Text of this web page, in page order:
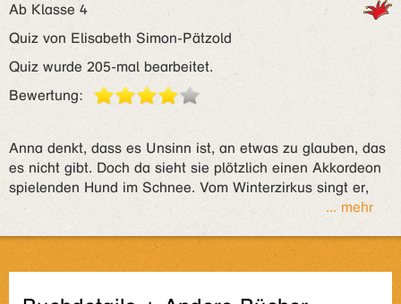
Ab Klasse 4
Quiz von Elisabeth Simon-Pätzold
Quiz wurde 205-mal bearbeitet.
Bewertung:
Anna denkt, dass es Unsinn ist, an etwas zu glauben, das
es nicht gibt. Doch da sieht sie plötzlich einen Akkordeon
spielenden Hund im Schnee. Vom Winterzirkus singt er,
... mehr